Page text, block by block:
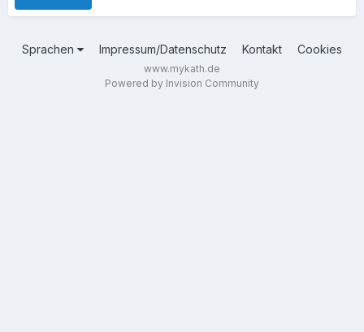
Sprachen Impressum/Datenschutz Kontakt Cookies
www.mykath.de
Powered by Invision Community